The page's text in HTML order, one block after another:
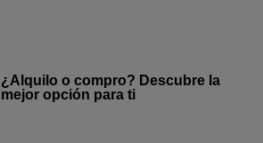
¿Alquilo o compro? Descubre la
mejor opción para ti